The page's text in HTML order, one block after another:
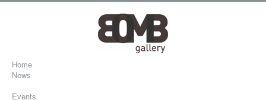
Home
News
Events